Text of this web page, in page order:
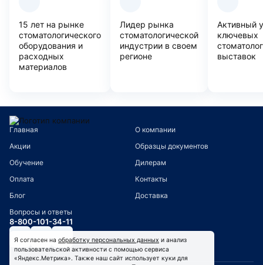
15 лет на рынке
стоматологического
оборудования и
расходных
материалов
Лидер рынка
стоматологической
индустрии в своем
регионе
Активный
ключевых
выставок
Главная
О компании
Акции
Образцы документов
Обучение
Дилерам
Оплата
Контакты
Блог
Доставка
Вопросы и ответы
8-800-101-34-11
Я согласен на обработку персональных данных и анализ
пользовательской активности с помощью сервиса
«Яндекс.Метрика». Также наш сайт использует куки для